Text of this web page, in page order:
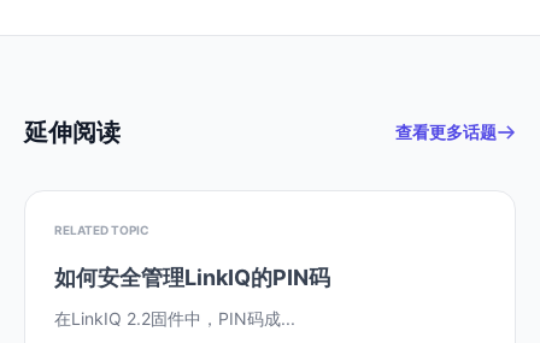
延伸阅读 查看更多话题
RELATED TOPIC
如何安全管理LinkIQ的PIN码
在LinkIQ 2.2固件中，PIN码成...